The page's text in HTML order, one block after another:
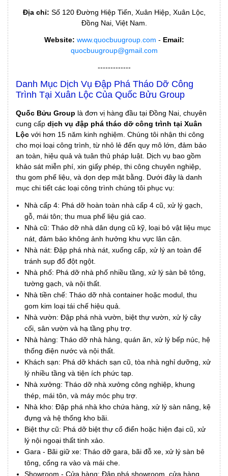
Địa chỉ: Số 120 Đường Hiệp Tiến, Xuân Hiệp, Xuân Lộc,
Đồng Nai, Việt Nam.
Website: www.quocbuugroup.com - Email:
quocbuugroup@gmail.com
-------------
Danh Mục Dịch Vụ Đập Phá Tháo Dỡ Công
Trình Tại Xuân Lộc Của Quốc Bửu Group
Quốc Bửu Group là đơn vị hàng đầu tại Đồng Nai, chuyên
cung cấp dịch vụ đập phá tháo dỡ công trình tại Xuân
Lộc với hơn 15 năm kinh nghiệm. Chúng tôi nhận thi công
cho mọi loại công trình, từ nhỏ lẻ đến quy mô lớn, đảm bảo
an toàn, hiệu quả và tuân thủ pháp luật. Dịch vụ bao gồm
khảo sát miễn phí, xin giấy phép, thi công chuyên nghiệp,
thu gom phế liệu, và dọn dẹp mặt bằng. Dưới đây là danh
mục chi tiết các loại công trình chúng tôi phục vụ:
Nhà cấp 4: Phá dỡ hoàn toàn nhà cấp 4 cũ, xử lý gạch,
gỗ, mái tôn; thu mua phế liệu giá cao.
Nhà cũ: Tháo dỡ nhà dân dụng cũ kỹ, loại bỏ vật liệu mục
nát, đảm bảo không ảnh hưởng khu vực lân cận.
Nhà nát: Đập phá nhà nát, xuống cấp, xử lý an toàn để
tránh sụp đổ đột ngột.
Nhà phố: Phá dỡ nhà phố nhiều tầng, xử lý sàn bê tông,
tường gạch, và nội thất.
Nhà tiền chế: Tháo dỡ nhà container hoặc modul, thu
gom kim loại tái chế hiệu quả.
Nhà vườn: Đập phá nhà vườn, biệt thự vườn, xử lý cây
cối, sân vườn và hạ tầng phụ trợ.
Nhà hàng: Tháo dỡ nhà hàng, quán ăn, xử lý bếp núc, hệ
thống điện nước và nội thất.
Khách sạn: Phá dỡ khách sạn cũ, tòa nhà nghỉ dưỡng, xử
lý nhiều tầng và tiện ích phức tạp.
Nhà xưởng: Tháo dỡ nhà xưởng công nghiệp, khung
thép, mái tôn, và máy móc phụ trợ.
Nhà kho: Đập phá nhà kho chứa hàng, xử lý sàn nâng, kệ
đựng và hệ thống kho bãi.
Biệt thự cũ: Phá dỡ biệt thự cổ điển hoặc hiện đại cũ, xử
lý nội ngoại thất tinh xảo.
Gara - Bãi giữ xe: Tháo dỡ gara, bãi đỗ xe, xử lý sàn bê
tông, cổng ra vào và mái che.
Showroom - Cửa hàng: Đập phá showroom, cửa hàng